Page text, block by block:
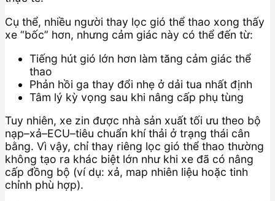
Cụ thể, nhiều người thay lọc gió thể thao xong thấy
xe “bốc” hơn, nhưng cảm giác này có thể đến từ:
Tiếng hút gió lớn hơn làm tăng cảm giác thể
thao
Phản hồi ga thay đổi nhẹ ở dải tua nhất định
Tâm lý kỳ vọng sau khi nâng cấp phụ tùng
Tuy nhiên, xe zin được nhà sản xuất tối ưu theo bộ
nạp–xả–ECU–tiêu chuẩn khí thải ở trạng thái cân
bằng. Vì vậy, chỉ thay riêng lọc gió thể thao thường
không tạo ra khác biệt lớn như khi xe đã có nâng
cấp đồng bộ (ví dụ: xả, map nhiên liệu hoặc tinh
chỉnh phù hợp).